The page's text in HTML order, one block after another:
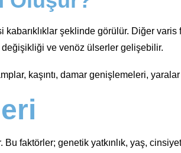
şeklinde görülür. Diğer
ve venöz ülserler gelişebilir.
kaşıntı, damar genişlemeleri,
faktörler; genetik yatkınlık, yaş,